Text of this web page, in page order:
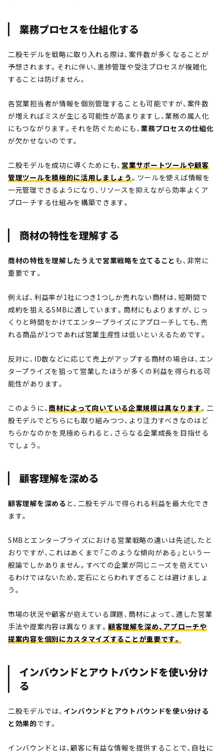
業務プロセスを仕組化する
二股モデルを戦略に取り入れる際は、案件数が多くなることが
予想されます。それに伴い、進捗管理や受注プロセスが複雑化
することは防げません。
各営業担当者が情報を個別管理することも可能ですが、案件数
が増えればミスが生じる可能性が高まりますし、業務の属人化
にもつながります。それを防ぐためにも、業務プロセスの仕組化
が欠かせないのです。
二股モデルを成功に導くためにも、営業サポートツールや顧客
管理ツールを積極的に活用しましょう。ツールを使えば情報を
一元管理できるようになり、リソースを抑えながら効率よくア
プローチする仕組みを構築できます。
商材の特性を理解する
商材の特性を理解したうえで営業戦略を立てること も、非常に
重要です。
例えば、利益率が1社につき1つしか売れない商材は、短期間で
成約を狙えるSMBに適しています。商材にもよりますが、じっ
くりと時間をかけてエンタープライズにアプローチしても、売
れる商品が1つであれば営業生産性は低いといえるためです。
反対に、ID数などに応じて売上がアップする商材の場合は、エン
タープライズを狙って営業したほうが多くの利益を得られる可
能性があります。
このように、商材によって向いている企業規模は異なります。二
股モデルでどちらにも取り組みつつ、より注力すべきなのはど
ちらかなのかを見極められると、さらなる企業成長を目指せる
でしょう。
顧客理解を深める
顧客理解を深める と、二股モデルで得られる利益を最大化でき
ます。
SMBとエンタープライズにおける営業戦略の違いは先述したと
おりですが、これはあくまで「このような傾向がある」という一
般論でしかありません。すべての企業が同じニーズを抱えてい
るわけではないため、定石にとらわれすぎることは避けましょ
う。
市場の状況や顧客が抱えている課題、商材によって、適した営業
手法や提案内容は異なります。 顧客理解を深め、アプローチや
提案内容を個別にカスタマイズすることが重要です。
インバウンドとアウトバウンドを使い分け
る
二股モデルでは、 インバウンドとアウトバウンドを使い分ける
と効果的です。
インバウンドとは、顧客に有益な情報を提供することで、自社に